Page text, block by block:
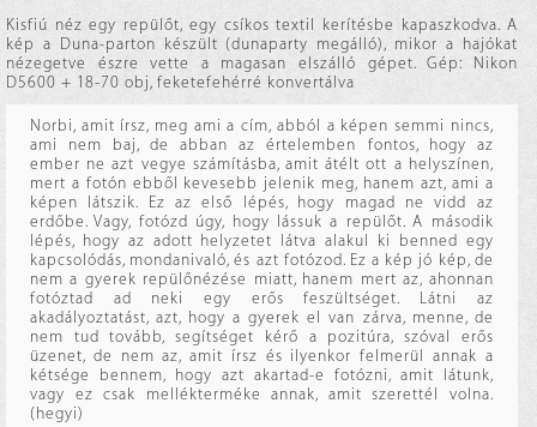
Kisfiú néz egy repülőt, egy csíkos textil kerítésbe kapaszkodva. A
kép a Duna-parton készült (dunaparty megálló), mikor a hajókat
nézegetve észre vette a magasan elszálló gépet. Gép: Nikon
D5600 + 18-70 obj, feketefehérré konvertálva
Norbi, amit írsz, meg ami a cím, abból a képen semmi nincs,
ami nem baj, de abban az értelemben fontos, hogy az
ember ne azt vegye számításba, amit átélt ott a helyszínen,
mert a fotón ebből kevesebb jelenik meg, hanem azt, ami a
képen látszik. Ez az első lépés, hogy magad ne vidd az
erdőbe. Vagy, fotózd úgy, hogy lássuk a repülőt. A második
lépés, hogy az adott helyzetet látva alakul ki benned egy
kapcsolódás, mondanivaló, és azt fotózod. Ez a kép jó kép, de
nem a gyerek repülőnézése miatt, hanem mert az, ahonnan
fotóztad ad neki egy erős feszültséget. Látni az
akadályoztatást, azt, hogy a gyerek el van zárva, menne, de
nem tud tovább, segítséget kérő a pozitúra, szóval erős
üzenet, de nem az, amit írsz és ilyenkor felmerül annak a
kétsége bennem, hogy azt akartad-e fotózni, amit látunk,
vagy ez csak mellékterméke annak, amit szerettél volna.
(hegyi)